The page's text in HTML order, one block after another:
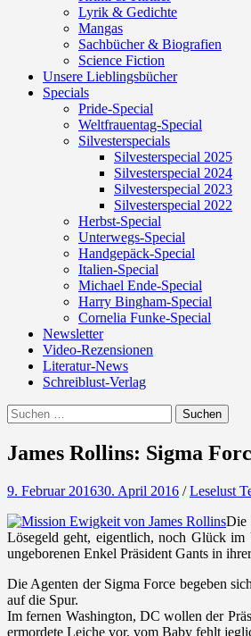
Lyrik & Gedichte
Mangas
Sachbücher & Biografien
Science Fiction
Unsere Lieblingsbücher
Specials
Pride-Special
Weltfrauentag-Special
Silvesterspecials
Silvesterspecial 2025
Silvesterspecial 2024
Silvesterspecial 2023
Silvesterspecial 2022
Herbst-Special
Unterwegs-Special
Handgepäck-Special
Italien-Special
Michael Ende-Special
Harry Bingham-Special
Cornelia Funke-Special
Newsletter
Video-Rezensionen
Literatur-News
Schreiblust-Verlag
Search
Suchen
nach:
James Rollins: Sigma
9. Februar 201630. April 2016 /Leselust
Die
Lösegeld geht, eigentlich, noch Glück im
ungeborenen Enkel Präsident Gants in
Die Agenten der Sigma Force begeben
auf die Spur.
Im fernen Washington, DC wollen der
ermordete Leiche vor, vom Baby fehlt